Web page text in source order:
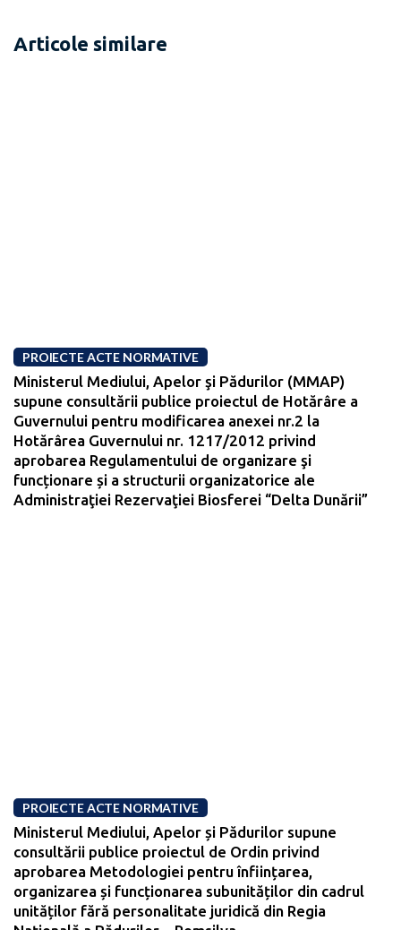
Articole similare
PROIECTE ACTE NORMATIVE
Ministerul Mediului, Apelor şi Pădurilor (MMAP)
supune consultării publice proiectul de Hotărâre a
Guvernului pentru modificarea anexei nr.2 la
Hotărârea Guvernului nr. 1217/2012 privind
aprobarea Regulamentului de organizare şi
funcționare și a structurii organizatorice ale
Administraţiei Rezervaţiei Biosferei “Delta Dunării”
PROIECTE ACTE NORMATIVE
Ministerul Mediului, Apelor și Pădurilor supune
consultării publice proiectul de Ordin privind
aprobarea Metodologiei pentru înființarea,
organizarea și funcționarea subunităților din cadrul
unităților fără personalitate juridică din Regia